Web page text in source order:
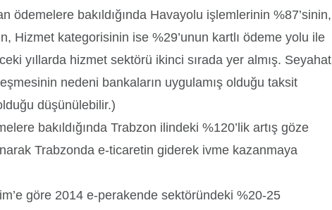
ödemelere bakıldığında Havayolu işlemlerinin %87’sinin,
Hizmet kategorisinin ise %29’unun kartlı ödeme yolu ile
yıllarda hizmet sektörü ikinci sırada yer almış. Seyahat
nedeni bankaların uygulamış olduğu taksit
düşünülebilir.)
bakıldığında Trabzon ilindeki %120’lik artış göze
Trabzonda e-ticaretin giderek ivme kazanmaya
göre 2014 e-perakende sektöründeki %20-25